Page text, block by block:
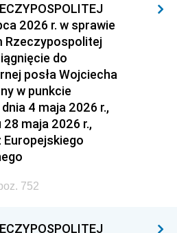
2026 r. w sprawie
Rzeczypospolitej
do
posła Wojciecha
w punkcie
4 maja 2026 r.,
28 maja 2026 r.,
752